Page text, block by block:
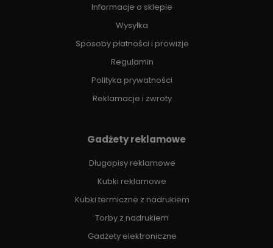
Informacje o sklepie
Wysyłka
Sposoby płatności i prowizje
Regulamin
Polityka prywatności
Reklamacje i zwroty
Gadżety reklamowe
Długopisy reklamowe
Kubki reklamowe
Kubki termiczne z nadrukiem
Torby z nadrukiem
Gadżety elektroniczne